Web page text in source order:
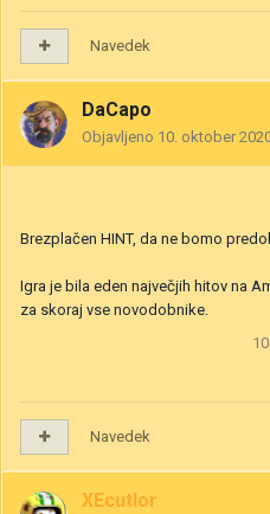
Navedek
DaCapo
Objavljeno 10. oktober
Brezplačen HINT, da ne bomo
Igra je bila eden največjih hitov na
za skoraj vse novodobnike.
Navedek
XEcutIor